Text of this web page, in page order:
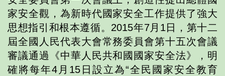
家安全觀，為新時代國家安全工作提供了強大
思想指引和根本遵循。2015年7月1日，第十二
屆全國人民代表大會常務委員會第十五次會議
審議通過《中華人民共和國國家安全法》，明
確將每年4月15日設立為“全民國家安全教育